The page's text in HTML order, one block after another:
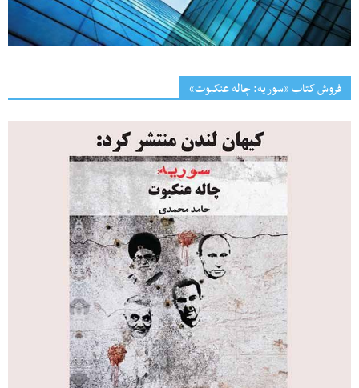
فروش کتاب «سوریه: چاله عنکبوت»